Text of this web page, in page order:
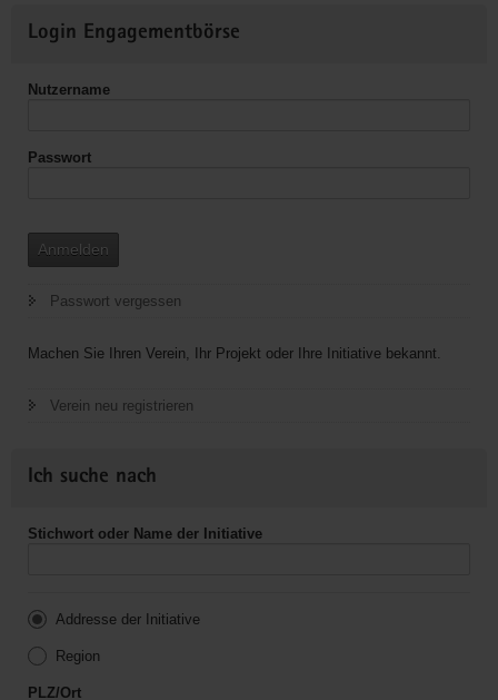
Informationen
Login Engagementbörse
Nutzername
Passwort
Anmelden
Passwort vergessen
Machen Sie Ihren Verein, Ihr Projekt oder Ihre Initiative bekannt.
Verein neu registrieren
Ich suche nach
Stichwort oder Name der Initiative
Addresse der Initiative
Region
PLZ/Ort